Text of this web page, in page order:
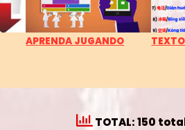
APRENDA JUGANDO
TOTAL: 150